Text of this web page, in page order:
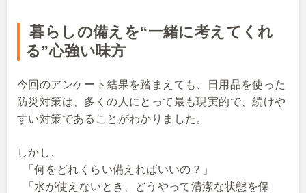
暮らしの備えを“一緒に考えてくれ
る”心強い味方
今回のアンケート結果を踏まえても、日用品を使った
防災対策は、多くの人にとって最も現実的で、続けや
すい対策であることがわかりました。
しかし、
「何をどれくらい備えればいいの？」
「水が使えないとき、どうやって清潔な状態を保